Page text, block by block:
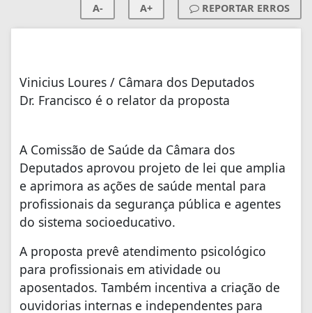
A- A+ REPORTAR ERROS
Vinicius Loures / Câmara dos Deputados
Dr. Francisco é o relator da proposta
A Comissão de Saúde da Câmara dos
Deputados aprovou projeto de lei que amplia
e aprimora as ações de saúde mental para
profissionais da segurança pública e agentes
do sistema socioeducativo.
A proposta prevê atendimento psicológico
para profissionais em atividade ou
aposentados. Também incentiva a criação de
ouvidorias internas e independentes para